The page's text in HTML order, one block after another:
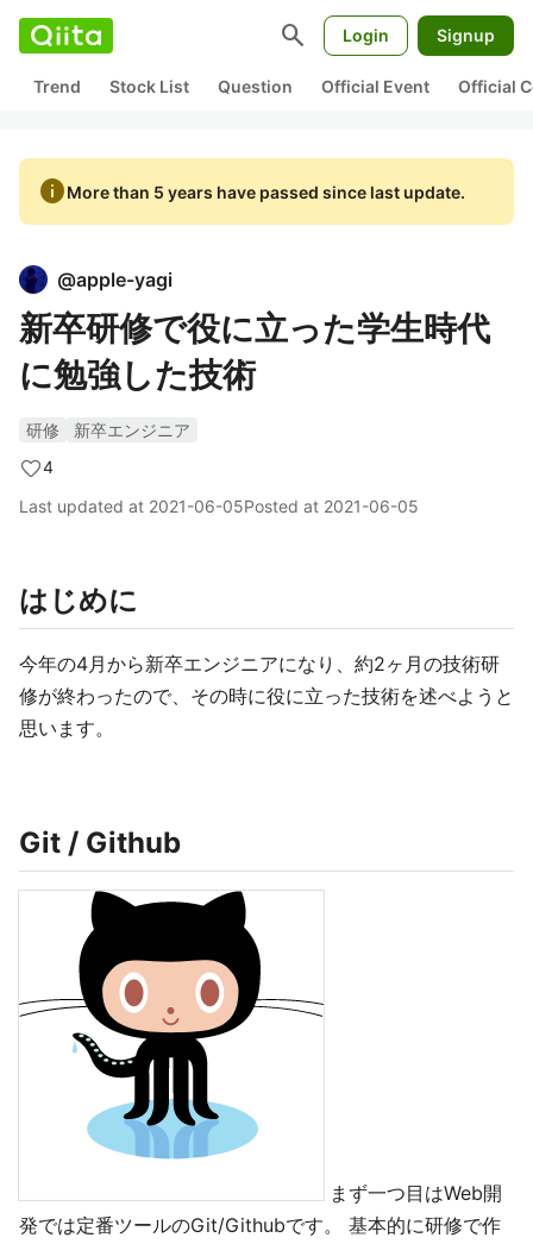
search Login Signup
Trend Stock List Question Official Event Official
infoMore than 5 years have passed since last update.
@apple-yagi
新卒研修で役に立った学生時代
に勉強した技術
研修
新卒エンジニア
4
Last updated at 2021-06-05Posted at 2021-06-05
はじめに
今年の4月から新卒エンジニアになり、約2ヶ月の技術研
修が終わったので、その時に役に立った技術を述べようと
思います。
Git / Github
まず一つ目はWeb開
発では定番ツールのGit/Githubです。 基本的に研修で作